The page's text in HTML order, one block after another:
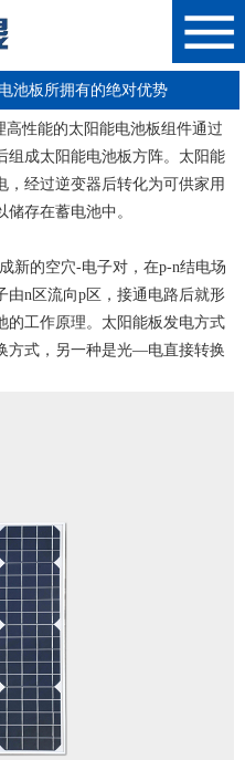
池板所拥有的绝对优势
高性能的太阳能电池板组件通过
组成太阳能电池板方阵。 太阳能
，经过逆变器后转化为可供家用
存在蓄电池中。
的空穴-电子对，在p-n结电场
由n区流向p区，接通电路后就形
的工作原理。太阳能板发电方式
式，另一种是光—电直接转换